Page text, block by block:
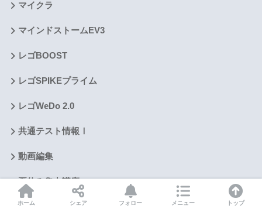
マイクラ
マインドストームEV3
レゴBOOST
レゴSPIKEプライム
レゴWeDo 2.0
共通テスト情報Ⅰ
動画編集
夏休み集中講座
生徒作品
ホーム シェア フォロー メニュー トップ